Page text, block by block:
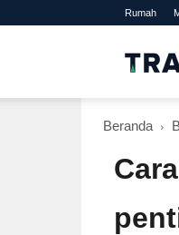
Rumah
Beranda